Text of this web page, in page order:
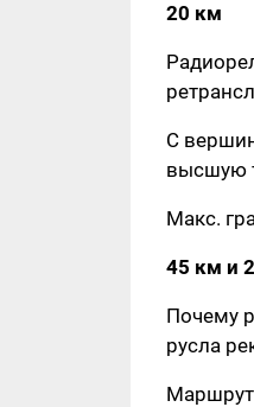
20 км
С
высшую
Макс.
45 км и
Почему
русла
Маршрут